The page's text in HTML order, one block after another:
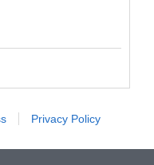
Privacy Policy
KÓR...
06 |Riasztó